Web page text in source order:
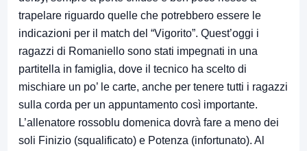
trapelare riguardo quelle che potrebbero essere le
indicazioni per il match del “Vigorito”. Quest’oggi i
ragazzi di Romaniello sono stati impegnati in una
partitella in famiglia, dove il tecnico ha scelto di
mischiare un po’ le carte, anche per tenere tutti i ragazzi
sulla corda per un appuntamento così importante.
L’allenatore rossoblu domenica dovrà fare a meno dei
soli Finizio (squalificato) e Potenza (infortunato). Al